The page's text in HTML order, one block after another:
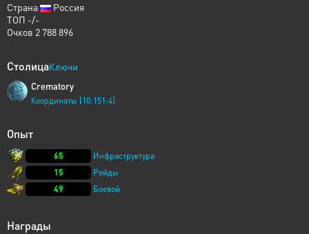
Страна
Россия
ТОП -/-
Очков 2 788 896
СтолицаКлючи
Crematory
Координаты [10:151:4]
Опыт
65
Инфраструктура
15
Рейды
49
Боевой
Награды